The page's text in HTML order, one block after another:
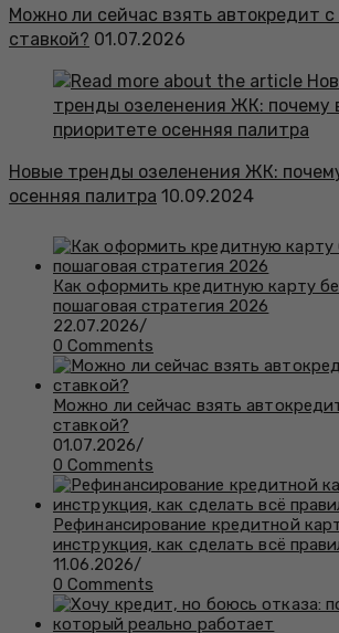
Можно ли сейчас взять автокредит
ставкой? 01.07.2026
Новые тренды озеленения ЖК:
осенняя палитра 10.09.2024
Как оформить кредитную карту
пошаговая стратегия 2026
22.07.2026/
0 Comments
Можно ли сейчас взять
ставкой?
01.07.2026/
0 Comments
Рефинансирование кредитной
инструкция, как сделать всё
11.06.2026/
0 Comments